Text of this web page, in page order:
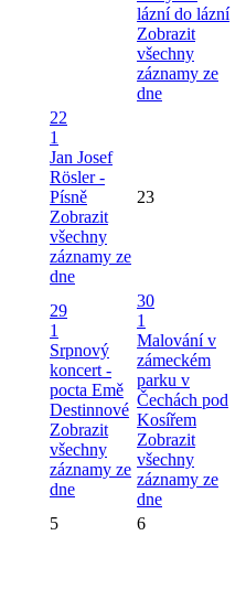
lázní do lázní
Zobrazit
všechny
záznamy ze
dne
22
1
Jan Josef
Rösler -
Písně
Zobrazit
všechny
záznamy ze
dne
23
29
1
Srpnový
koncert -
pocta Emě
Destinnové
Zobrazit
všechny
záznamy ze
dne
30
1
Malování v
zámeckém
parku v
Čechách pod
Kosířem
Zobrazit
všechny
záznamy ze
dne
5 6